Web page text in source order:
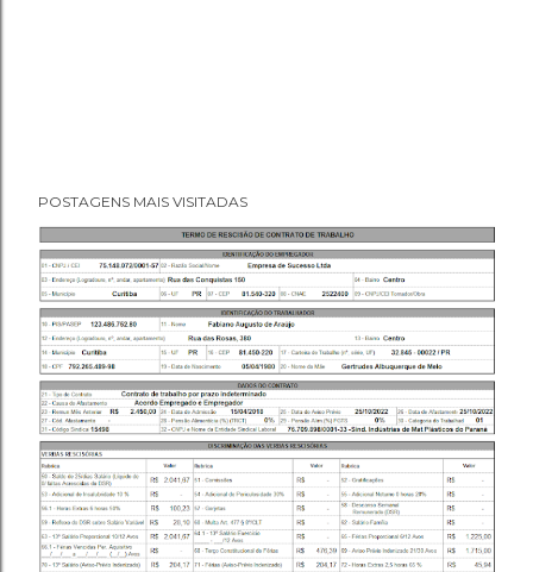
POSTAGENS MAIS VISITADAS